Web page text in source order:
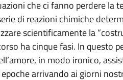
che ci fanno perdere la
di reazioni chimiche
scientificamente la
ha cinque fasi. In questo
in modo ironico,
arrivando ai giorni